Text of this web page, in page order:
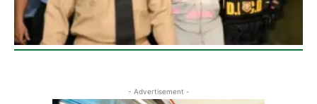
- Advertisement -